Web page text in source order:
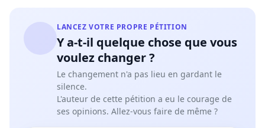
LANCEZ VOTRE PROPRE PÉTITION
Y a-t-il quelque chose que vous
voulez changer ?
Le changement n'a pas lieu en gardant le
silence.
L'auteur de cette pétition a eu le courage de
ses opinions. Allez-vous faire de même ?